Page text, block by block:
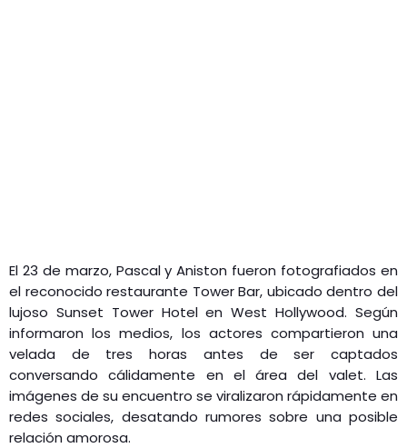
El 23 de marzo, Pascal y Aniston fueron fotografiados en
el reconocido restaurante Tower Bar, ubicado dentro del
lujoso Sunset Tower Hotel en West Hollywood. Según
informaron los medios, los actores compartieron una
velada de tres horas antes de ser captados
conversando cálidamente en el área del valet. Las
imágenes de su encuentro se viralizaron rápidamente en
redes sociales, desatando rumores sobre una posible
relación amorosa.